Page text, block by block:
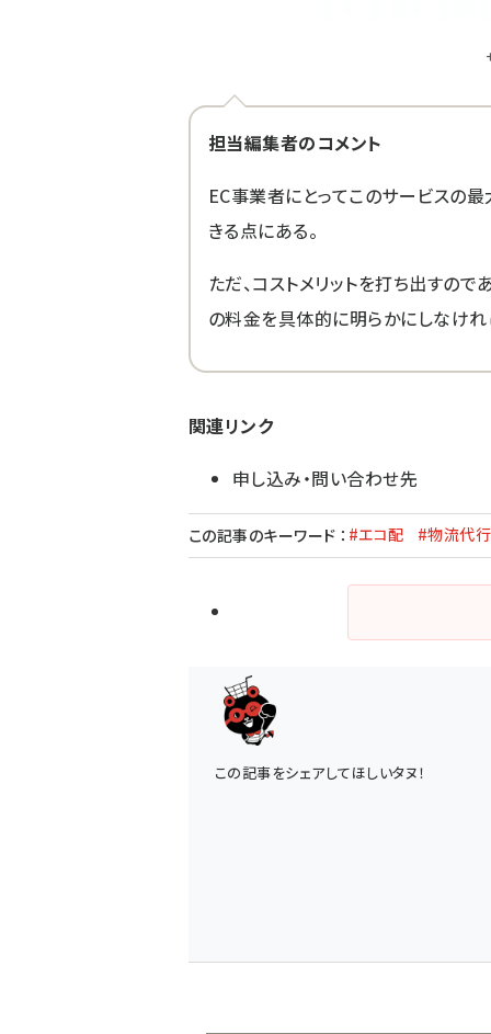
担当編集者のコメント
EC事業者にとってこのサービスの
きる点にある。
ただ、コストメリットを打ち出すの
の料金を具体的に明らかにしなけれ
関連リンク
申し込み・問い合わせ先
この記事のキーワード ： #エコ配 #物流代行
この記事をシェアしてほしいタヌ！